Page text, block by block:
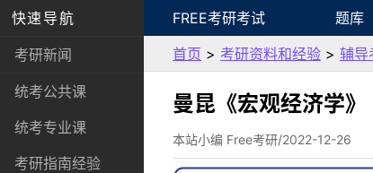
快速导航
考研新闻
统考公共课
统考专业课
考研指南经验
FREE考研考试 题库
首页 > 考研资料和经验 > 辅导
曼昆《宏观经济学
本站小编 Free考研/2022-12-26